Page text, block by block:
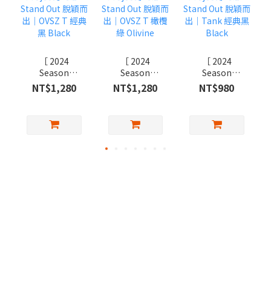
［ 2024
Season
Project ］S.1 -
Stand Out 脫穎
經典黑 Black
NT$1,280
［ 2024
Season
Project ］S.1 -
Stand Out 脫穎
橄欖綠 Olivine
NT$1,280
［ 2024
Season
Project ］S.1 -
Stand Out 脫穎
典黑 Black
NT$980